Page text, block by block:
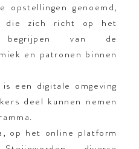
opstellingen genoemd,
die zich richt op het
van de
en patronen binnen
een digitale omgeving
deel kunnen nemen
op het online platform